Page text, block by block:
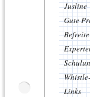
Jusline
Gute
Links